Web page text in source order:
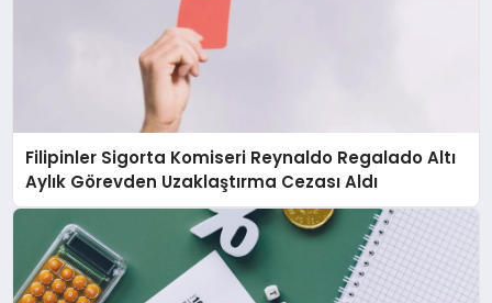
Filipinler Sigorta Komiseri Reynaldo Regalado Altı
Aylık Görevden Uzaklaştırma Cezası Aldı